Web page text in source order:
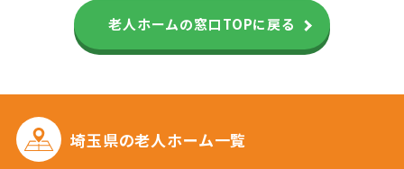
老人ホームの窓口TOPに戻る
埼玉県の老人ホーム一覧